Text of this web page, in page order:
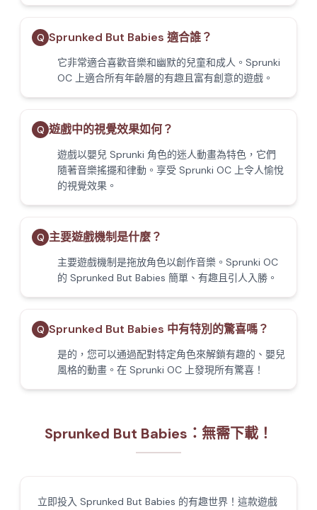
Q Sprunked But Babies 適合誰？
它非常適合喜歡音樂和幽默的兒童和成人。Sprunki
OC 上適合所有年齡層的有趣且富有創意的遊戲。
Q 遊戲中的視覺效果如何？
遊戲以嬰兒 Sprunki 角色的迷人動畫為特色，它們
隨著音樂搖擺和律動。享受 Sprunki OC 上令人愉悅
的視覺效果。
Q 主要遊戲機制是什麼？
主要遊戲機制是拖放角色以創作音樂。Sprunki OC
的 Sprunked But Babies 簡單、有趣且引人入勝。
Q Sprunked But Babies 中有特別的驚喜嗎？
是的，您可以通過配對特定角色來解鎖有趣的、嬰兒
風格的動畫。在 Sprunki OC 上發現所有驚喜！
Sprunked But Babies：無需下載！
立即投入 Sprunked But Babies 的有趣世界！這款遊戲